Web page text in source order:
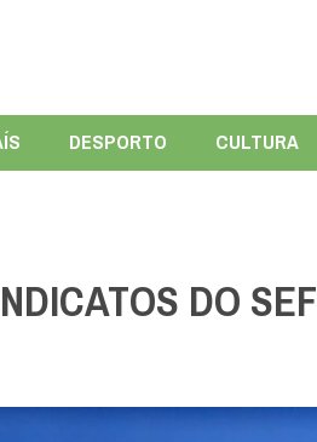
DESPORTO CULTURA
DO SEF